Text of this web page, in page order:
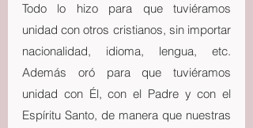
Todo lo hizo para que tuviéramos
unidad con otros cristianos, sin importar
nacionalidad, idioma, lengua, etc.
Además oró para que tuviéramos
unidad con Él, con el Padre y con el
Espíritu Santo, de manera que nuestras